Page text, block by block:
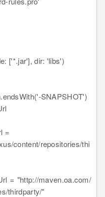
['*.jar'], dir: 'libs')
.endsWith('-SNAPSHOT')
=
content/repositories/thi
= "http://maven.oa.com/
thirdparty/"